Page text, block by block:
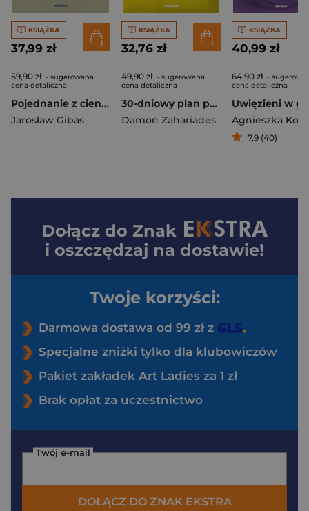
KSIĄŻKA
37,99 zł
59,90 zł - sugerowana
cena detaliczna
Pojednanie z cieniem. Jak zaakceptować i przejąć kontrolę nad mroczną stroną naszej osobowości, którą skrywamy przed światem i samym sobą
Jarosław Gibas
KSIĄŻKA
32,76 zł
49,90 zł - sugerowana
cena detaliczna
30-dniowy plan produktywności. Jak w 30 krokach pozbyć się złych nawyków i odzyskać swój czas
Damon Zahariades
KSIĄŻKA
40,99 zł
64,90 zł -
cena detaliczna
Agnieszka
7,9 (40)
Dołącz do Znak
i oszczędzaj na dostawie!
Twoje korzyści:
Darmowa dostawa od 99 zł z
Specjalne zniżki tylko dla klubowiczów
Pakiet zakładek Art Ladies za 1 zł
Brak opłat za uczestnictwo
Twój e-mail
DOŁĄCZ DO ZNAK EKSTRA